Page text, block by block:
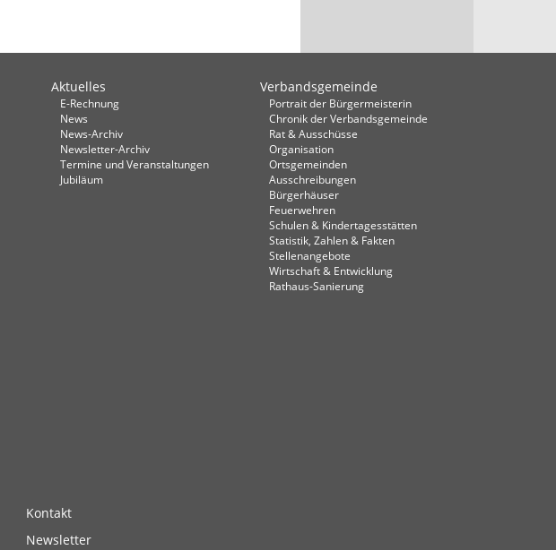
Aktuelles
E-Rechnung
News
News-Archiv
Newsletter-Archiv
Termine und Veranstaltungen
Jubiläum
Verbandsgemeinde
Portrait der Bürgermeisterin
Chronik der Verbandsgemeinde
Rat & Ausschüsse
Organisation
Ortsgemeinden
Ausschreibungen
Bürgerhäuser
Feuerwehren
Schulen & Kindertagesstätten
Statistik, Zahlen & Fakten
Stellenangebote
Wirtschaft & Entwicklung
Rathaus-Sanierung
Kontakt
Newsletter